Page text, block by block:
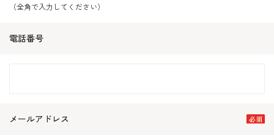
（全角で入力してください）
電話番号
メールアドレス